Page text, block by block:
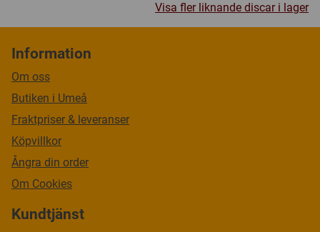
Visa fler liknande discar i lager
Information
Om oss
Butiken i Umeå
Fraktpriser & leveranser
Köpvillkor
Ångra din order
Om Cookies
Kundtjänst